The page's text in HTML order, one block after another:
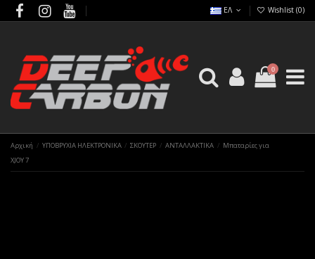
ΕΛ Wishlist (0)
0
Αρχική ΥΠΟΒΡΥΧΙΑ ΗΛΕΚΤΡΟΝΙΚΑ ΣΚΟΥΤΕΡ ΑΝΤΑΛΛΑΚΤΙΚΑ
Μπαταρίες για
XJOY 7